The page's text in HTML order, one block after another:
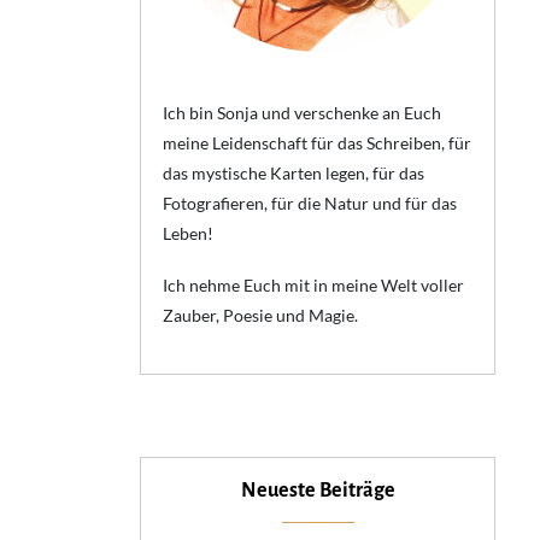
Ich bin Sonja und verschenke an Euch
meine Leidenschaft für das Schreiben, für
das mystische Karten legen, für das
Fotografieren, für die Natur und für das
Leben!
Ich nehme Euch mit in meine Welt voller
Zauber, Poesie und Magie.
Neueste Beiträge